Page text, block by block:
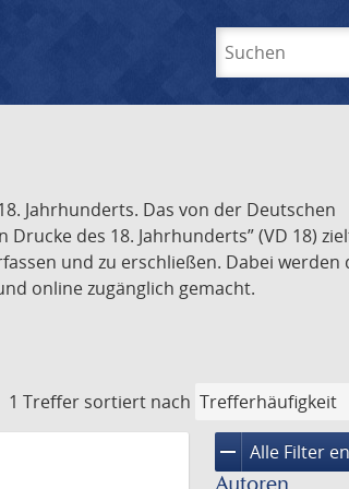
Jahrhunderts. Das von der Deutschen
des 18. Jahrhunderts” (VD 18)
und zu erschließen. Dabei werden
online zugänglich gemacht.
1 Treffer sortiert nach
remove Alle Filter